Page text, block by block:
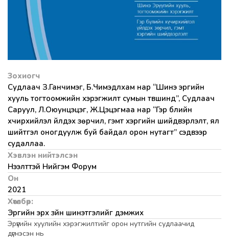
Зохиогч
Судлаач З.Ганчимэг, Б.Чимэдлхам нар “Шинэ эрүүгийн
хууль тогтоомжийн хэрэгжилт сумын түвшинд”, Судлаач
Саруул, Л.Оюунцэцэг, Ж.Цэцэгмаа нар “Гэр бүлийн
хүчирхийлэл үйлдэх зөрчил, гэмт хэргийн шийдвэрлэлт, ял
шийтгэл оногдуулж буй байдал орон нутагт” сэдвээр
судаллаа.
Хэвлэн нийтэлсэн
Нээлттэй Нийгэм Форум
Он
2021
Хөтөлбөр:
Эрүүгийн эрх зүйн шинэтгэлийг дэмжих
Эрүүгийн хуулийн хэрэгжилтийг орон нутгийн судлаачид
дүгнэсэн нь